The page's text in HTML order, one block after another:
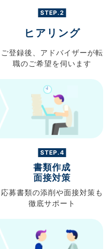
STEP.2
ヒアリング
ご登録後、 アドバイザーが転
職のご希望を伺います
STEP.4
書類作成
面接対策
応募書類の添削や面接対策も
徹底サポート